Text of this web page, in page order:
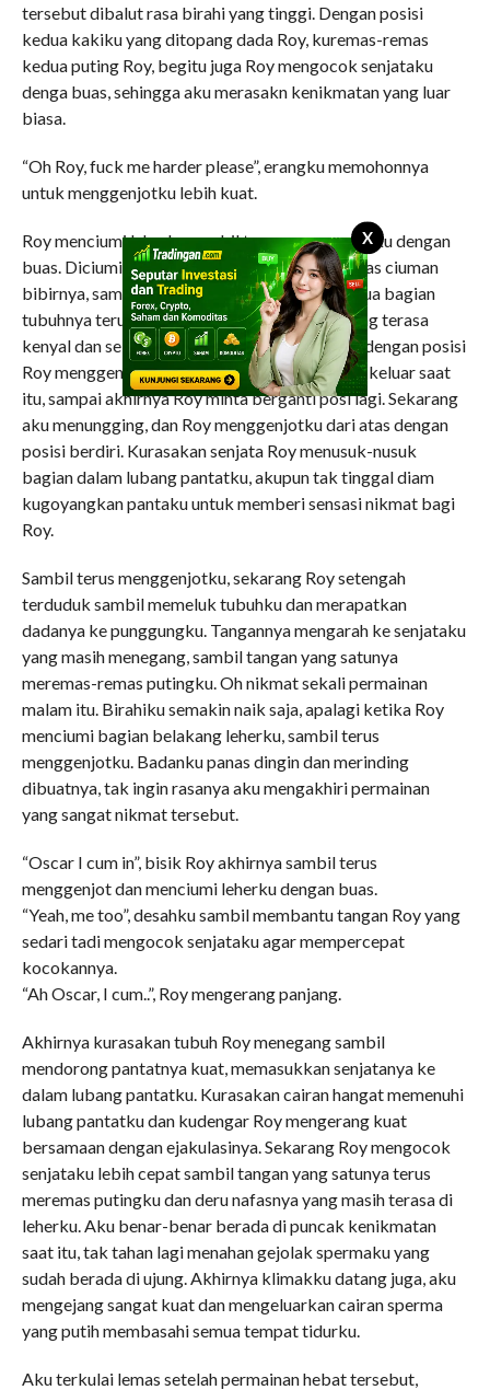
X
tersebut dibalut rasa birahi yang tinggi. Dengan posisi
kedua kakiku yang ditopang dada Roy, kuremas-remas
kedua puting Roy, begitu juga Roy mengocok senjataku
denga buas, sehingga aku merasakn kenikmatan yang luar
biasa.
“Oh Roy, fuck me harder please”, erangku memohonnya
untuk menggenjotku lebih kuat.
Roy menciumi leherku sambil terus menggenjotku dengan
buas. Diciuminya bibirku, yang tentunya kubalas ciuman
bibirnya, sambil tanganku terus meremas semua bagian
tubuhnya terutama bongakahan pantatnya yang terasa
kenyal dan seksi. Lama kami saling berciuman dengan posisi
Roy menggenjotku dari atas, ingin rasanya aku keluar saat
itu, sampai akhirnya Roy minta berganti posi lagi. Sekarang
aku menungging, dan Roy menggenjotku dari atas dengan
posisi berdiri. Kurasakan senjata Roy menusuk-nusuk
bagian dalam lubang pantatku, akupun tak tinggal diam
kugoyangkan pantaku untuk memberi sensasi nikmat bagi
Roy.
Sambil terus menggenjotku, sekarang Roy setengah
terduduk sambil memeluk tubuhku dan merapatkan
dadanya ke punggungku. Tangannya mengarah ke senjataku
yang masih menegang, sambil tangan yang satunya
meremas-remas putingku. Oh nikmat sekali permainan
malam itu. Birahiku semakin naik saja, apalagi ketika Roy
menciumi bagian belakang leherku, sambil terus
menggenjotku. Badanku panas dingin dan merinding
dibuatnya, tak ingin rasanya aku mengakhiri permainan
yang sangat nikmat tersebut.
“Oscar I cum in”, bisik Roy akhirnya sambil terus
menggenjot dan menciumi leherku dengan buas.
“Yeah, me too”, desahku sambil membantu tangan Roy yang
sedari tadi mengocok senjataku agar mempercepat
kocokannya.
“Ah Oscar, I cum..”, Roy mengerang panjang.
Akhirnya kurasakan tubuh Roy menegang sambil
mendorong pantatnya kuat, memasukkan senjatanya ke
dalam lubang pantatku. Kurasakan cairan hangat memenuhi
lubang pantatku dan kudengar Roy mengerang kuat
bersamaan dengan ejakulasinya. Sekarang Roy mengocok
senjataku lebih cepat sambil tangan yang satunya terus
meremas putingku dan deru nafasnya yang masih terasa di
leherku. Aku benar-benar berada di puncak kenikmatan
saat itu, tak tahan lagi menahan gejolak spermaku yang
sudah berada di ujung. Akhirnya klimakku datang juga, aku
mengejang sangat kuat dan mengeluarkan cairan sperma
yang putih membasahi semua tempat tidurku.
Aku terkulai lemas setelah permainan hebat tersebut,